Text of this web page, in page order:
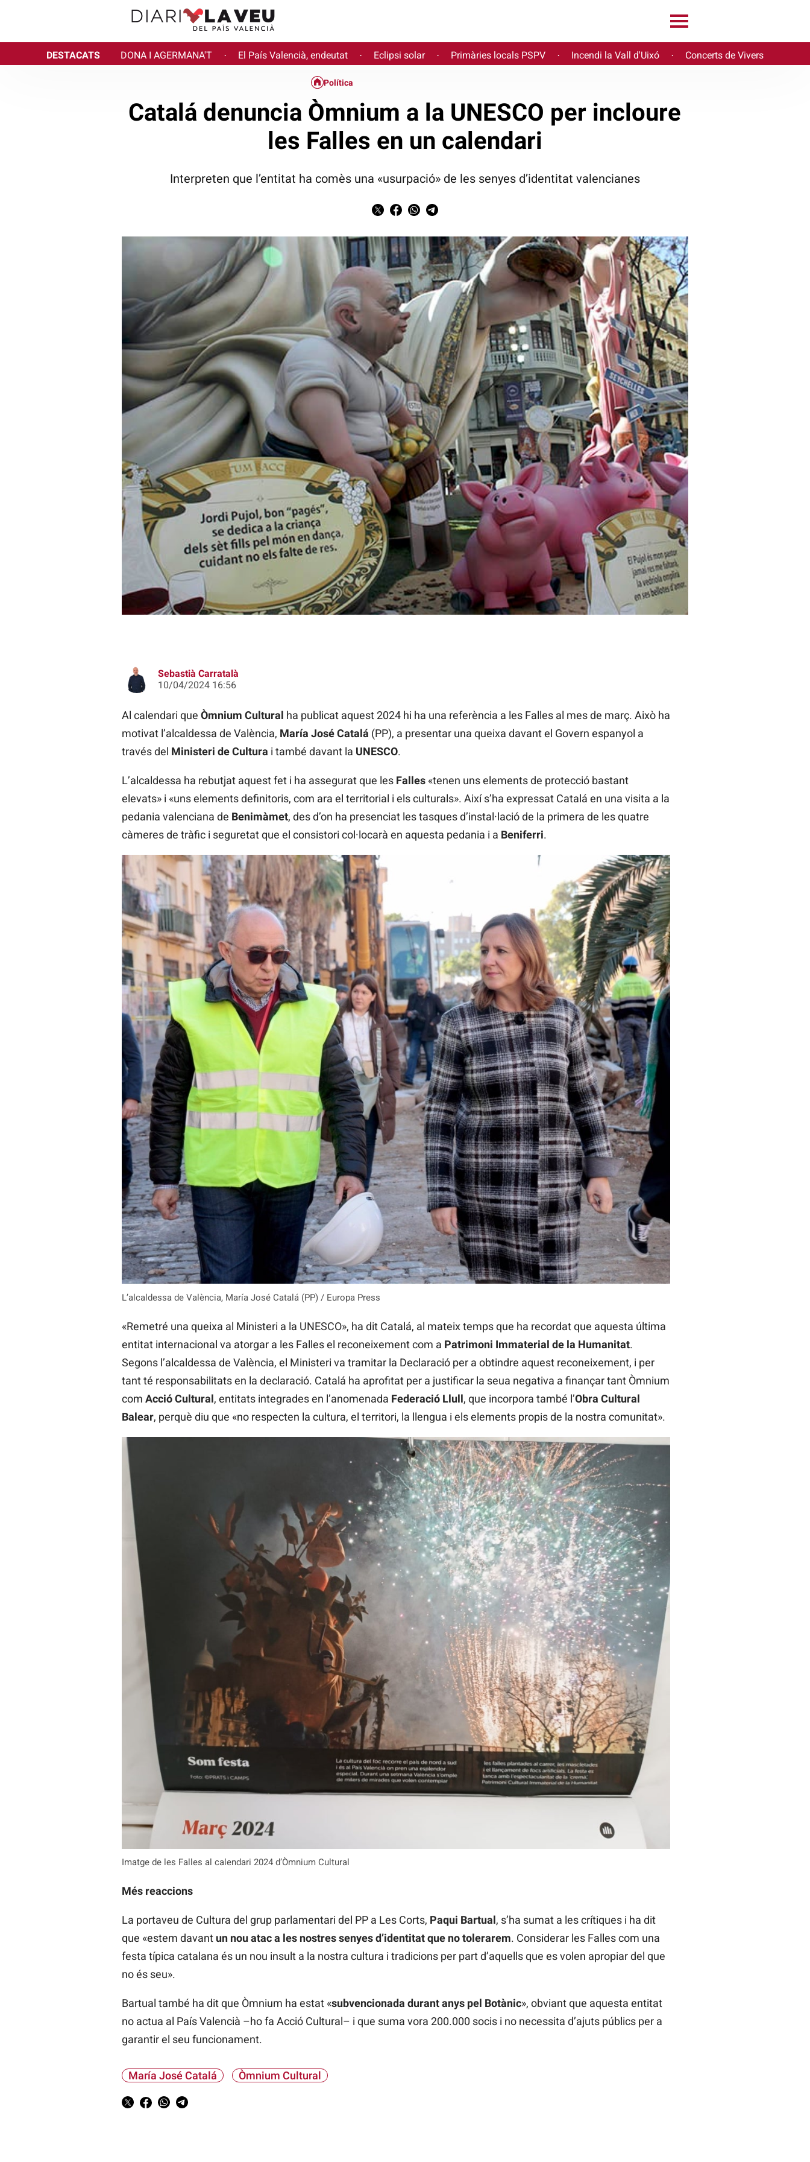
DESTACATS DONA I AGERMANA'T · El País Valencià, endeutat · Eclipsi solar · Primàries locals PSPV · Incendi la Vall d'Uixó · Concerts de Vivers
Política
Catalá denuncia Òmnium a la UNESCO per incloure
les Falles en un calendari
Interpreten que l’entitat ha comès una «usurpació» de les senyes d’identitat valencianes
Sebastià Carratalà
10/04/2024 16:56
Al calendari que Òmnium Cultural ha publicat aquest 2024 hi ha una referència a les Falles al mes de març. Això ha
motivat l’alcaldessa de València, María José Catalá (PP), a presentar una queixa davant el Govern espanyol a
través del Ministeri de Cultura i també davant la UNESCO.
L’alcaldessa ha rebutjat aquest fet i ha assegurat que les Falles«tenen uns elements de protecció bastant
elevats» i «uns elements definitoris, com ara el territorial i els culturals». Així s’ha expressat Catalá en una visita a la
pedania valenciana de Benimàmet, des d’on ha presenciat les tasques d’instal·lació de la primera de les quatre
càmeres de tràfic i seguretat que el consistori col·locarà en aquesta pedania i a Beniferri.
L’alcaldessa de València, María José Catalá (PP) / Europa Press
«Remetré una queixa al Ministeri a la UNESCO», ha dit Catalá, al mateix temps que ha recordat que aquesta última
entitat internacional va atorgar a les Falles el reconeixement com a Patrimoni Immaterial de la Humanitat.
Segons l’alcaldessa de València, el Ministeri va tramitar la Declaració per a obtindre aquest reconeixement, i per
tant té responsabilitats en la declaració. Catalá ha aprofitat per a justificar la seua negativa a finançar tant Òmnium
com Acció Cultural, entitats integrades en l’anomenada Federació Llull, que incorpora també l’Obra Cultural
Balear, perquè diu que «no respecten la cultura, el territori, la llengua i els elements propis de la nostra comunitat».
Imatge de les Falles al calendari 2024 d’Òmnium Cultural
Més reaccions
La portaveu de Cultura del grup parlamentari del PP a Les Corts, Paqui Bartual, s’ha sumat a les crítiques i ha dit
que «estem davant un nou atac a les nostres senyes d’identitat que no tolerarem. Considerar les Falles com una
festa típica catalana és un nou insult a la nostra cultura i tradicions per part d’aquells que es volen apropiar del que
no és seu».
Bartual també ha dit que Òmnium ha estat «subvencionada durant anys pel Botànic», obviant que aquesta entitat
no actua al País Valencià –ho fa Acció Cultural– i que suma vora 200.000 socis i no necessita d’ajuts públics per a
garantir el seu funcionament.
María José Catalá Òmnium Cultural